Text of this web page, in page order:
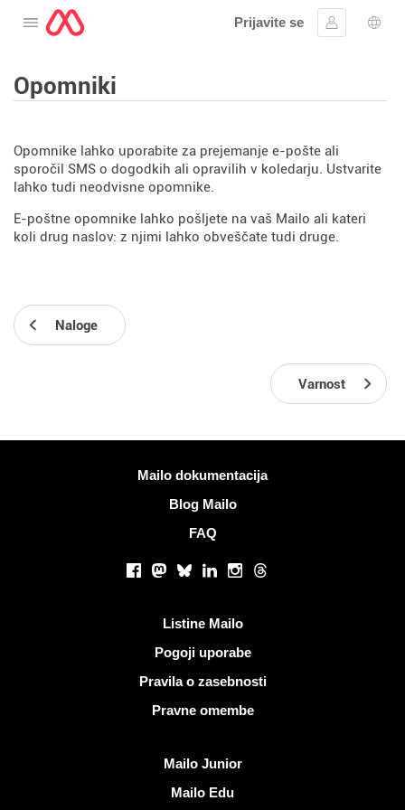
Odprite meni
Prijavite se
Vpis
Opomniki
Opomnike lahko uporabite za prejemanje e-pošte ali
sporočil SMS o dogodkih ali opravilih v koledarju. Ustvarite
lahko tudi neodvisne opomnike.
E-poštne opomnike lahko pošljete na vaš Mailo ali kateri
koli drug naslov: z njimi lahko obveščate tudi druge.
Naloge
Varnost
Mailo dokumentacija
Blog Mailo
FAQ
Facebook
Mastodon
BlueskyLinkedInInstagram
Threads
Listine Mailo
Pogoji uporabe
Pravila o zasebnosti
Pravne omembe
Mailo Junior
Mailo Edu